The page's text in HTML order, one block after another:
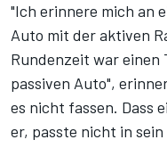
"Ich erinnere mich an
Auto mit der aktiven
Rundenzeit war einen
passiven Auto",
es nicht fassen. Dass
er, passte nicht in